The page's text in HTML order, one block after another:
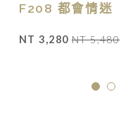
F208 都會情迷
NT 3,280 NT 5,480